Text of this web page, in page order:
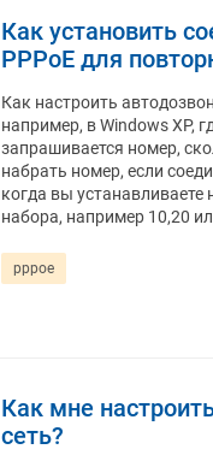
Как установить
PPPoE для
Как настроить
например, в Windows XP,
запрашивается номер,
набрать номер, если
когда вы устанавливаете
набора, например 10,20
pppoe
Как мне
сеть?